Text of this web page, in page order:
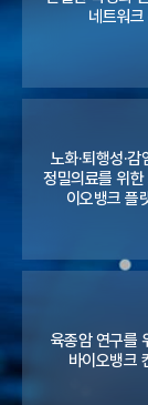
네트워크
노화·퇴행성·
정밀의료를 위
이오뱅크 플
육종암 연구를
바이오뱅크